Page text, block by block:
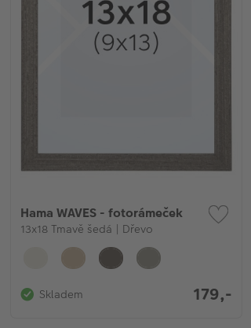
Hama WAVES - fotorámeček
13x18 Tmavě šedá | Dřevo
Skladem 179,-